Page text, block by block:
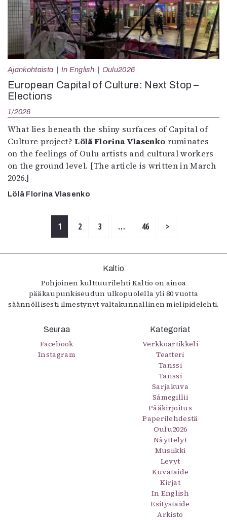
Ajankohtaista In English Oulu2026
European Capital of Culture: Next Stop –
Elections
1/2026
What lies beneath the shiny surfaces of Capital of
Culture project?Lölä Florina Vlasenko ruminates
on the feelings of Oulu artists and cultural workers
on the ground level. [The article is written in March
2026.]
Lölä Florina Vlasenko
1 2 3 … 46 >
Kaltio
Pohjoinen kulttuurilehti Kaltio on ainoa
pääkaupunkiseudun ulkopuolella yli 80 vuotta
säännöllisesti ilmestynyt valtakunnallinen mielipidelehti.
Seuraa
Facebook
Instagram
Kategoriat
Verkkoartikkeli
Teatteri
Tanssi
Tanssi
Sarjakuva
Sámegillii
Pääkirjoitus
Paperilehdestä
Oulu2026
Näyttelyt
Musiikki
Levyt
Kuvataide
Kirjat
In English
Esitystaide
Arkisto